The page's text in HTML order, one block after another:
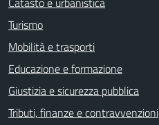
Turismo
Mobilità e trasporti
Educazione e formazione
Giustizia e sicurezza pubblica
Tributi, finanze e contravvenzioni